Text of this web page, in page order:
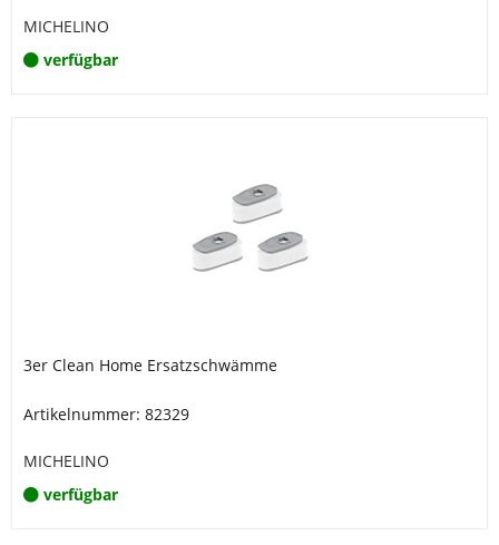
MICHELINO
verfügbar
3er Clean Home Ersatzschwämme
Artikelnummer: 82329
MICHELINO
verfügbar